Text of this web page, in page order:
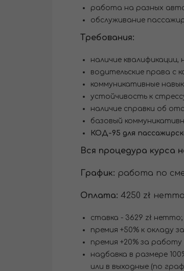
работа на разных
обслуживание
Требования:
наличие
водительские права с
коммуникативные
устойчивость к
наличие справки об
базовый
КОД-95 для
Вся процедура курса
График: работа по
Оплата: 4250 zł
ставка - 3629 zł нетто;
премия +50% к окладу
премия +20% за
надбавка в размере
или в выходные (по